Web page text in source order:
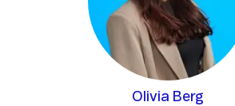
Olivia Berg